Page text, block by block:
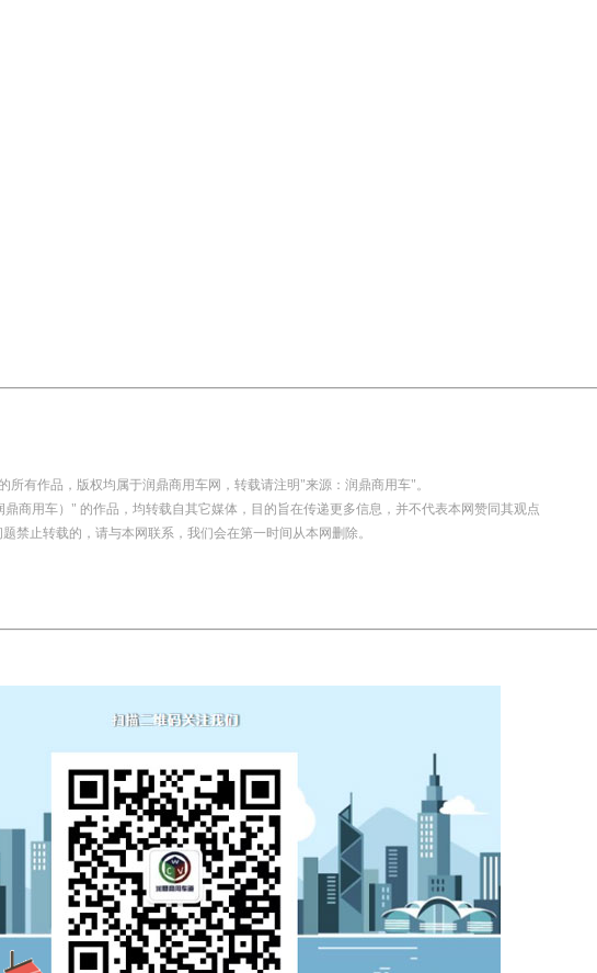
所有作品，版权均属于润鼎商用车网，转载请注明"来源：润鼎商用车"。
商用车）" 的作品，均转载自其它媒体，目的旨在传递更多信息，并不代表本网赞同其观点
禁止转载的，请与本网联系，我们会在第一时间从本网删除。